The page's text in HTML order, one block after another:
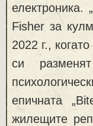
електроника.
Fisher за
2022 г.,
си
епичната
жилещите